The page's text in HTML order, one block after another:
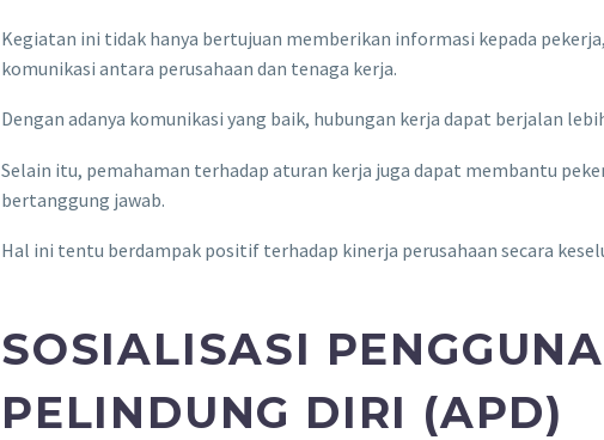
Kegiatan ini tidak hanya bertujuan memberikan informasi kepada
komunikasi antara perusahaan dan tenaga kerja.
Dengan adanya komunikasi yang baik, hubungan kerja dapat berjalan
Selain itu, pemahaman terhadap aturan kerja juga dapat membantu
bertanggung jawab.
Hal ini tentu berdampak positif terhadap kinerja perusahaan secara
SOSIALISASI
PELINDUNG DIRI (APD)